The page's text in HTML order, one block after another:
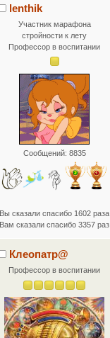
lenthik
Участник марафона
стройности к лету
Профессор в воспитании
Сообщений: 8835
Вы сказали спасибо 1602 раза
Вам сказали спасибо 3357 раз
Клеопатр@
Профессор в воспитании